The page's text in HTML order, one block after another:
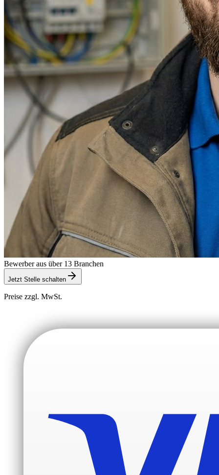
Bewerber aus über 13 Branchen
Jetzt Stelle schalten
Preise zzgl. MwSt.